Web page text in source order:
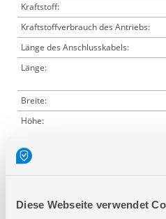
Diese Webseite verwendet
Kraftstoff:
Kraftstoffverbrauch des Antriebs:
Länge des Anschlusskabels:
Länge:
Breite:
Höhe: